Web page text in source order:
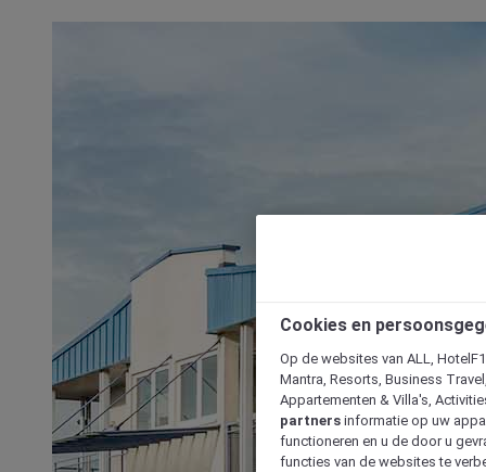
Cookies en
Op de websites van ALL,
Mantra, Resorts, Business
Appartementen & Villa's,
partners informatie op uw
functioneren en u de door u
functies van de websites te